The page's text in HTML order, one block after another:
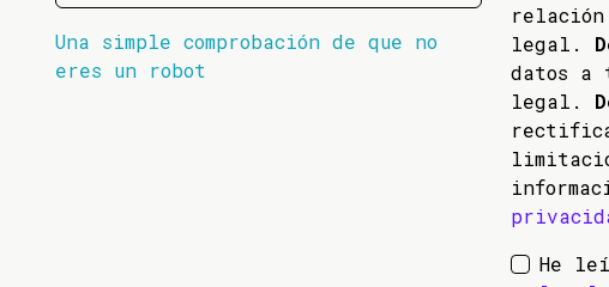
Una simple comprobación de que no
eres un robot
legal.
datos a
legal.
He